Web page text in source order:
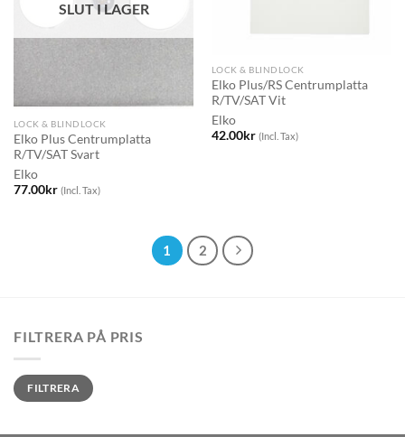
SLUT I LAGER
LOCK & BLINDLOCK
Elko Plus Centrumplatta
R/TV/SAT Svart
Elko
77.00kr (Incl. Tax)
LOCK & BLINDLOCK
Elko Plus/RS Centrumplatta
R/TV/SAT Vit
Elko
42.00kr (Incl. Tax)
1 2
FILTRERA PÅ PRIS
Min
pris
Max
prisFILTRERA